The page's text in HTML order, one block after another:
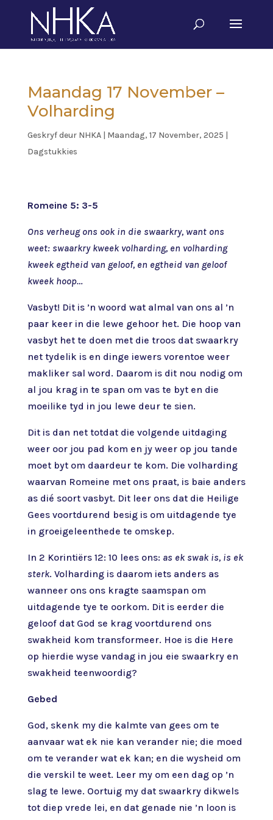
Maandag 17 November –
Volharding
Geskryf deur NHKA| Maandag, 17 November, 2025 |
Dagstukkies
Romeine 5: 3-5
Ons verheug ons ook in die swaarkry, want ons
weet: swaarkry kweek volharding, en volharding
kweek egtheid van geloof, en egtheid van geloof
kweek hoop…
Vasbyt! Dit is ’n woord wat almal van ons al ’n
paar keer in die lewe gehoor het. Die hoop van
vasbyt het te doen met die troos dat swaarkry
net tydelik is en dinge iewers vorentoe weer
makliker sal word. Daarom is dit nou nodig om
al jou krag in te span om vas te byt en die
moeilike tyd in jou lewe deur te sien.
Dit is dan net totdat die volgende uitdaging
weer oor jou pad kom en jy weer op jou tande
moet byt om daardeur te kom. Die volharding
waarvan Romeine met ons praat, is baie anders
as dié soort vasbyt. Dit leer ons dat die Heilige
Gees voortdurend besig is om uitdagende tye
in groeigeleenthede te omskep.
In 2 Korintiërs 12: 10 lees ons: as ek swak is, is ek
sterk. Volharding is daarom iets anders as
wanneer ons ons kragte saamspan om
uitdagende tye te oorkom. Dit is eerder die
geloof dat God se krag voortdurend ons
swakheid kom transformeer. Hoe is die Here
op hierdie wyse vandag in jou eie swaarkry en
swakheid teenwoordig?
Gebed
God, skenk my die kalmte van gees om te
aanvaar wat ek nie kan verander nie; die moed
om te verander wat ek kan; en die wysheid om
die verskil te weet. Leer my om een dag op ’n
slag te lewe. Oortuig my dat swaarkry dikwels
tot diep vrede lei, en dat genade nie ’n loon is